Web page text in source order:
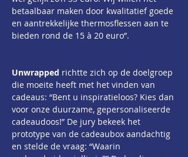
betaalbaar maken door kwalitatief goede
en aantrekkelijke thermosflessen aan te
bieden rond de 15 à 20 euro”.
Unwrapped richtte zich op de doelgroep
die moeite heeft met het vinden van
cadeaus: “Bent u inspiratieloos? Kies dan
voor onze duurzame, gepersonaliseerde
cadeaudoos!” De jury bekeek het
prototype van de cadeaubox aandachtig
en stelde de vraag: “Waarin